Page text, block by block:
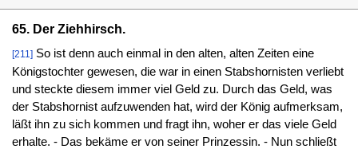
65. Der Ziehhirsch.
[211]So ist denn auch einmal in den alten, alten Zeiten eine
Königstochter gewesen, die war in einen Stabshornisten verliebt
und steckte diesem immer viel Geld zu. Durch das Geld, was
der Stabshornist aufzuwenden hat, wird der König aufmerksam,
läßt ihn zu sich kommen und fragt ihn, woher er das viele Geld
erhalte. - Das bekäme er von seiner Prinzessin. - Nun schließt